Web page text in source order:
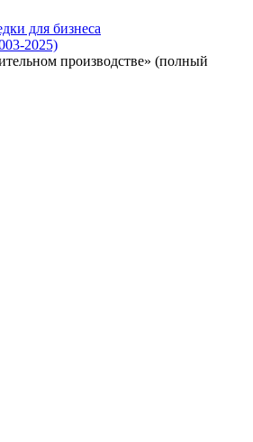
для бизнеса
2025)
производстве» (полный